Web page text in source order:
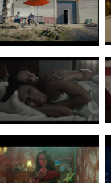
TODAVÍA
I DINO
WHAT
TO
TELL
YOU